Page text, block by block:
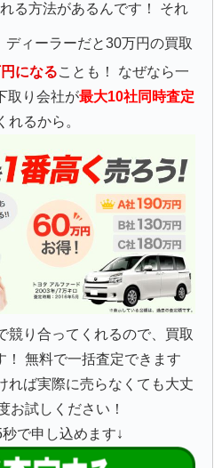
る方法があるんです！ それ
ディーラーだと30万円の買取
になることも！ なぜなら一
取り会社が最大10社同時査定
れるから。
競り合ってくれるので、買取
！ 無料で一括査定できます
れば実際に売らなくても大丈
お試しください！
で申し込めます↓